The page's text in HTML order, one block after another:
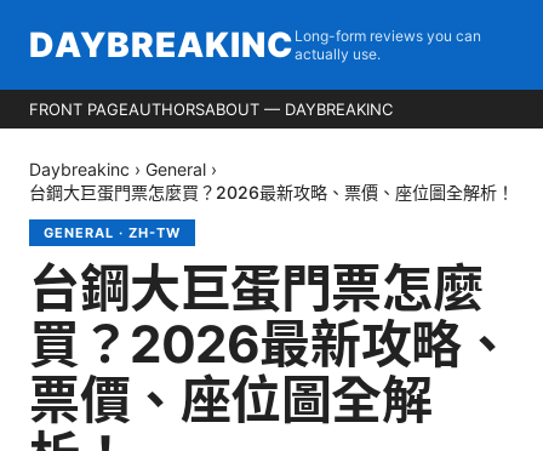
DAYBREAKINC Long-form reviews you can
actually use.
FRONT PAGEAUTHORSABOUT — DAYBREAKINC
Daybreakinc › General ›
台鋼大巨蛋門票怎麼買？2026最新攻略、票價、座位圖全解析！
GENERAL · ZH-TW
台鋼大巨蛋門票怎麼
買？2026最新攻略、
票價、座位圖全解